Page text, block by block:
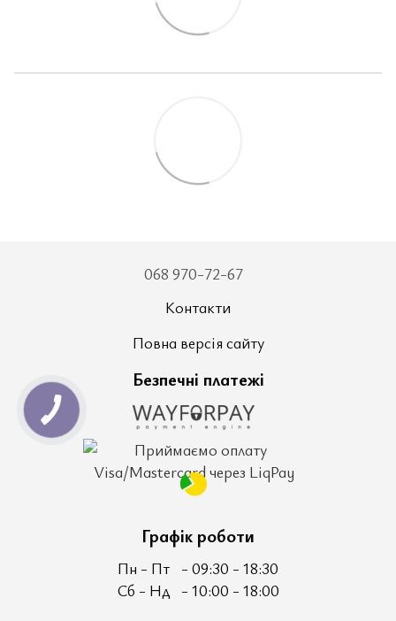
068 970-72-67
Контакти
Повна версія сайту
Безпечні платежі
Графік роботи
Пн - Пт - 09:30 - 18:30
Сб - Нд - 10:00 - 18:00